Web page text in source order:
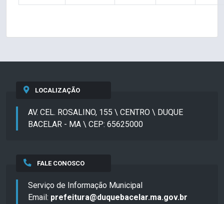
LOCALIZAÇÃO
AV. CEL. ROSALINO, 155 \ CENTRO \ DUQUE
BACELAR - MA \ CEP: 65625000
FALE CONOSCO
Serviço de Informação Municipal
Email: prefeitura@duquebacelar.ma.gov.br